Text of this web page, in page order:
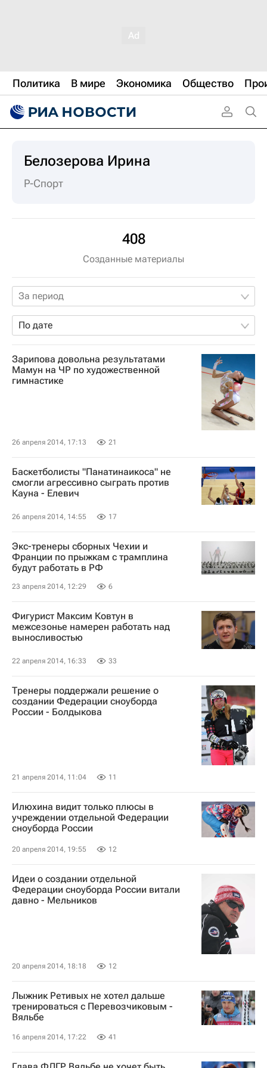
Политика В мире Экономика Общество
Белозерова Ирина
Р-Спорт
408
Созданные материалы
За период
По дате
Зарипова довольна результатами
Мамун на ЧР по художественной
гимнастике
26 апреля 2014, 17:13 21
Баскетболисты "Панатинаикоса" не
смогли агрессивно сыграть против
Кауна - Елевич
26 апреля 2014, 14:55 17
Экс-тренеры сборных Чехии и
Франции по прыжкам с трамплина
будут работать в РФ
23 апреля 2014, 12:29 6
Фигурист Максим Ковтун в
межсезонье намерен работать над
выносливостью
22 апреля 2014, 16:33 33
Тренеры поддержали решение о
создании Федерации сноуборда
России - Болдыкова
21 апреля 2014, 11:04 11
Илюхина видит только плюсы в
учреждении отдельной Федерации
сноуборда России
20 апреля 2014, 19:55 12
Идеи о создании отдельной
Федерации сноуборда России витали
давно - Мельников
20 апреля 2014, 18:18 12
Лыжник Ретивых не хотел дальше
тренироваться с Перевозчиковым -
Вяльбе
16 апреля 2014, 17:22 41